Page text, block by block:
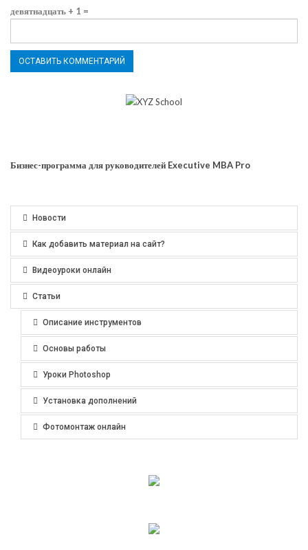
девятнадцать + 1 =
Бизнес-программа для руководителей Executive MBA Pro
Новости
Как добавить материал на сайт?
Видеоуроки онлайн
Статьи
Описание инструментов
Основы работы
Уроки Photoshop
Установка дополнений
Фотомонтаж онлайн